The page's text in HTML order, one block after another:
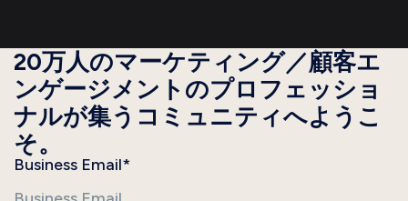
20万人のマーケティング／顧客エ
ンゲージメントのプロフェッショ
ナルが集うコミュニティへようこ
そ。
Business Email*